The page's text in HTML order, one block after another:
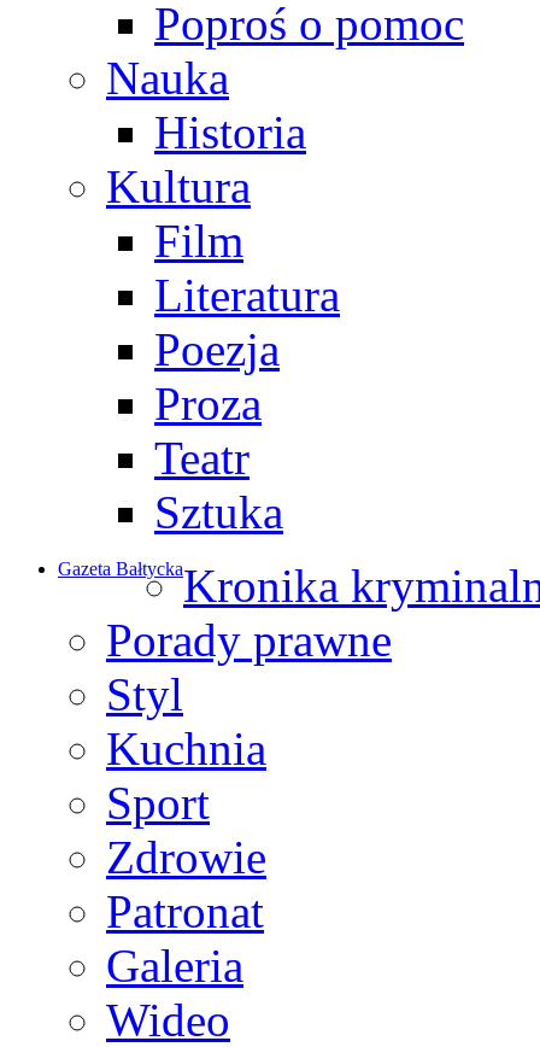
Poproś o pomoc
Nauka
Historia
Kultura
Film
Literatura
Poezja
Proza
Teatr
Sztuka
Gazeta BałtyckaKronika
Porady prawne
Styl
Kuchnia
Sport
Zdrowie
Patronat
Galeria
Wideo